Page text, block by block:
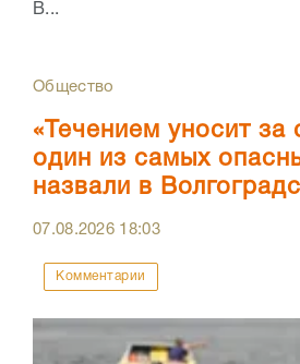
В...
Общество
«Течением уносит за
один из самых
назвали в
07.08.2026 18:03
Комментарии